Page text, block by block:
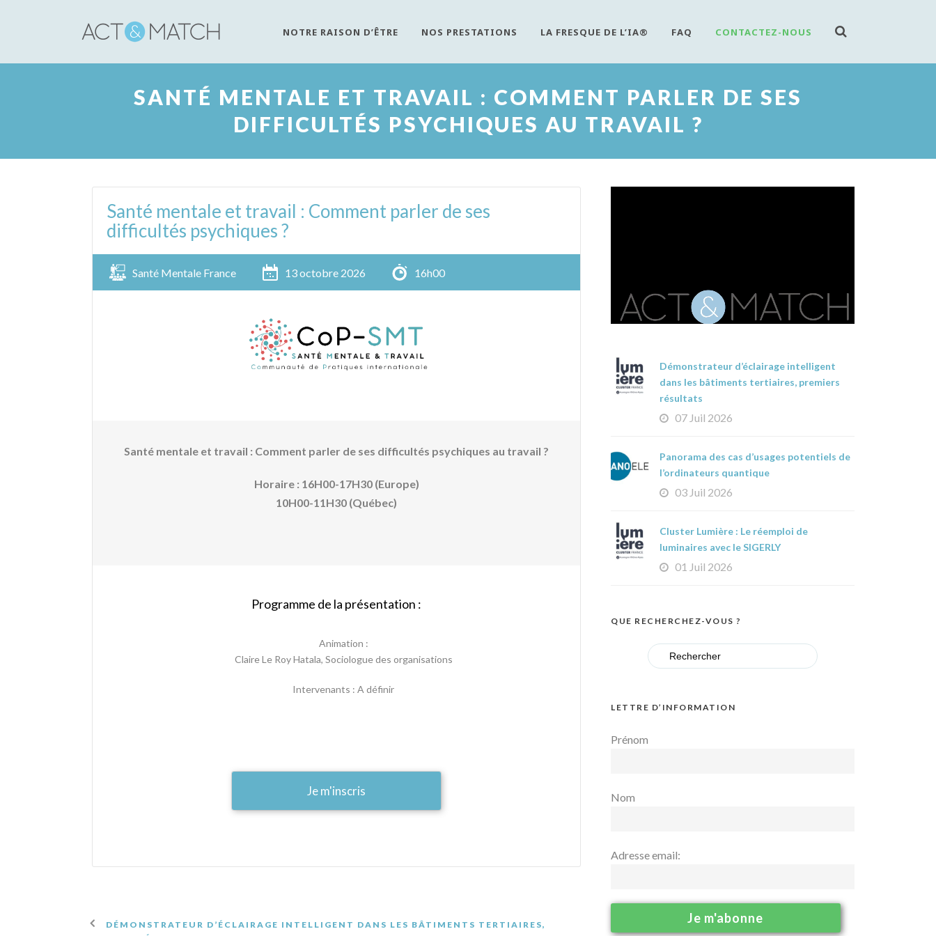
NOTRE RAISON D’ÊTRE NOS PRESTATIONS LA FRESQUE DE L’IA® FAQ CONTACTEZ-NOUS
SANTÉ MENTALE ET TRAVAIL : COMMENT PARLER DE SES
DIFFICULTÉS PSYCHIQUES AU TRAVAIL ?
Santé mentale et travail : Comment parler de ses
difficultés psychiques ?
Santé Mentale France 13 octobre 2026 16h00
Santé mentale et travail : Comment parler de ses difficultés psychiques au travail ?
Horaire : 16H00-17H30 (Europe)
10H00-11H30 (Québec)
Programme de la présentation :
Animation :
Claire Le Roy Hatala, Sociologue des organisations
Intervenants : A définir
Je m'inscris
DÉMONSTRATEUR D’ÉCLAIRAGE INTELLIGENT DANS LES BÂTIMENTS TERTIAIRES,
Démonstrateur d’éclairage intelligent
dans les bâtiments tertiaires, premiers
résultats
07 Juil 2026
Panorama des cas d’usages potentiels de
l’ordinateurs quantique
03 Juil 2026
Cluster Lumière : Le réemploi de
luminaires avec le SIGERLY
01 Juil 2026
QUE RECHERCHEZ-VOUS ?
Search
for:
LETTRE D’INFORMATION
Prénom
Nom
Adresse email: